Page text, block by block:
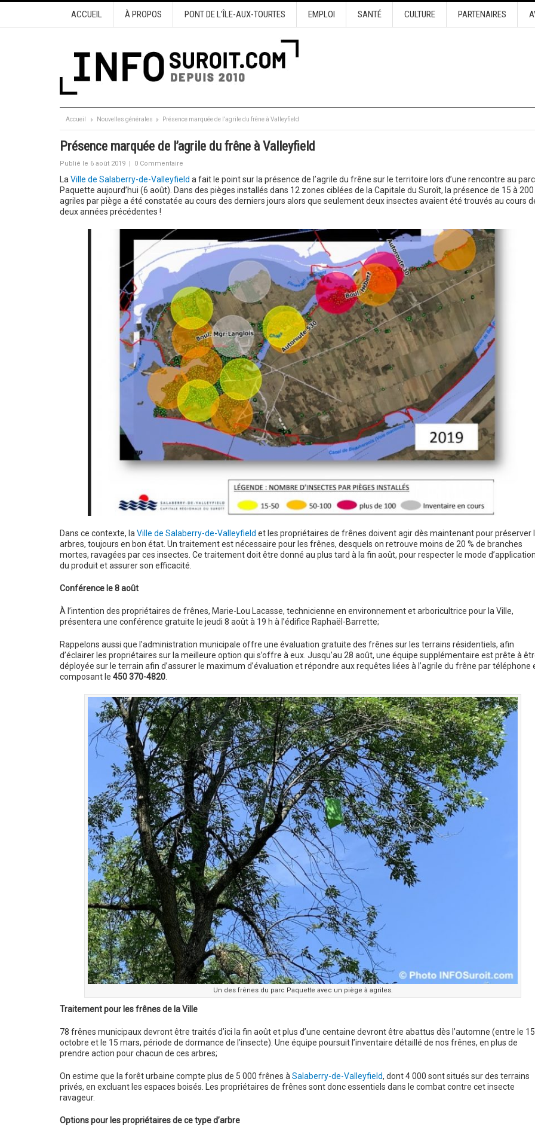
ACCUEIL À PROPOS PONT DE L’ÎLE-AUX-TOURTES EMPLOI SANTÉ CULTURE PARTENAIRES
Accueil Nouvelles générales Présence marquée de l’agrile du frêne à Valleyfield
Présence marquée de l’agrile du frêne à Valleyfield
Publié le 6 août 2019 | 0 Commentaire
La Ville de Salaberry-de-Valleyfield a fait le point sur la présence de l’agrile du frêne sur le territoire lors d’une rencontre au parc
Paquette aujourd’hui (6 août). Dans des pièges installés dans 12 zones ciblées de la Capitale du Suroît, la présence de 15 à 200
agriles par piège a été constatée au cours des derniers jours alors que seulement deux insectes avaient été trouvés au cours
deux années précédentes !
Dans ce contexte, la Ville de Salaberry-de-Valleyfield et les propriétaires de frênes doivent agir dès maintenant pour préserver
arbres, toujours en bon état. Un traitement est nécessaire pour les frênes, desquels on retrouve moins de 20 % de branches
mortes, ravagées par ces insectes. Ce traitement doit être donné au plus tard à la fin août, pour respecter le mode d’application
du produit et assurer son efficacité.
Conférence le 8 août
À l’intention des propriétaires de frênes, Marie-Lou Lacasse, technicienne en environnement et arboricultrice pour la Ville,
présentera une conférence gratuite le jeudi 8 août à 19 h à l’édifice Raphaël-Barrette;
Rappelons aussi que l’administration municipale offre une évaluation gratuite des frênes sur les terrains résidentiels, afin
d’éclairer les propriétaires sur la meilleure option qui s’offre à eux. Jusqu’au 28 août, une équipe supplémentaire est prête à
déployée sur le terrain afin d’assurer le maximum d’évaluation et répondre aux requêtes liées à l’agrile du frêne par téléphone
composant le 450 370-4820.
Un des frênes du parc Paquette avec un piège à agriles.
Traitement pour les frênes de la Ville
78 frênes municipaux devront être traités d’ici la fin août et plus d’une centaine devront être abattus dès l’automne (entre le 15
octobre et le 15 mars, période de dormance de l’insecte). Une équipe poursuit l’inventaire détaillé de nos frênes, en plus de
prendre action pour chacun de ces arbres;
On estime que la forêt urbaine compte plus de 5 000 frênes à Salaberry-de-Valleyfield, dont 4 000 sont situés sur des terrains
privés, en excluant les espaces boisés. Les propriétaires de frênes sont donc essentiels dans le combat contre cet insecte
ravageur.
Options pour les propriétaires de ce type d’arbre